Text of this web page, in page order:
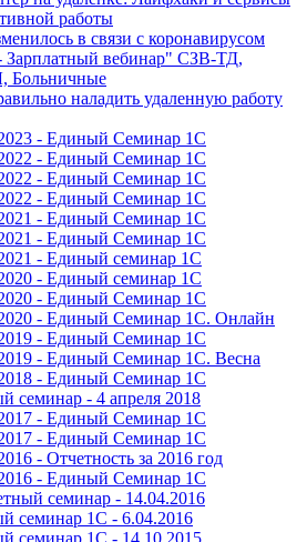
работы
в связи с коронавирусом
Зарплатный вебинар" СЗВ-ТД,
наладить удаленную работу
- Единый Семинар 1С
- Единый Семинар 1С
- Единый Семинар 1С
- Единый Семинар 1С
- Единый Семинар 1С
- Единый Семинар 1С
- Единый семинар 1С
- Единый семинар 1С
- Единый Семинар 1С
- Единый Семинар 1С. Онлайн
- Единый Семинар 1С
- Единый Семинар 1С. Весна
- Единый Семинар 1С
семинар - 4 апреля 2018
- Единый Семинар 1С
- Единый Семинар 1С
- Отчетность за 2016 год
- Единый Семинар 1С
семинар - 14.04.2016
семинар 1С - 6.04.2016